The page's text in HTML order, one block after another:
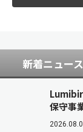
新着ニュース
保守事